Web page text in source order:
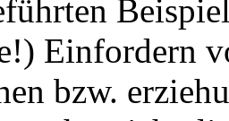
Einfordern
bzw.